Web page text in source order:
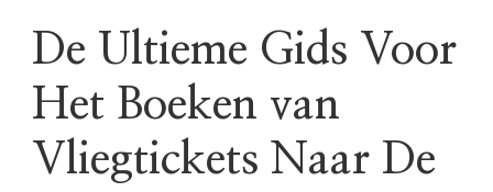
De Ultieme Gids Voor
Het Boeken van
Vliegtickets Naar De